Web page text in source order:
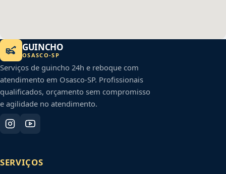
GUINCHO
OSASCO-SP
Serviços de guincho 24h e reboque com
atendimento em Osasco-SP. Profissionais
qualificados, orçamento sem compromisso
e agilidade no atendimento.
SERVIÇOS